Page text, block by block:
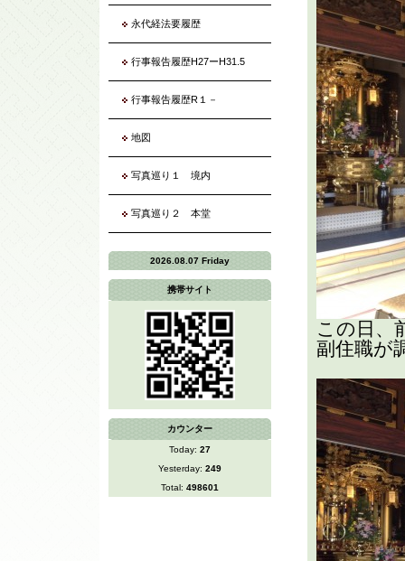
この日、
副住職が
永代経法要履歴
行事報告履歴H27ーH31.5
行事報告履歴R１－
地図
写真巡り１ 境内
写真巡り２ 本堂
2026.08.07 Friday
携帯サイト
カウンター
Today: 27
Yesterday: 249
Total: 498601